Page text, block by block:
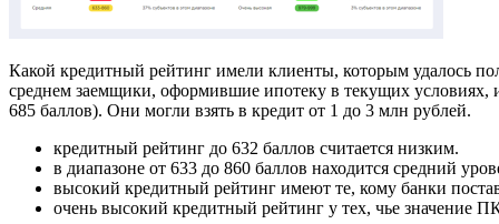
Какой кредитный рейтинг имели клиенты, которым удалось
среднем заемщики, оформившие ипотеку в текущих
685 баллов). Они могли взять в кредит от 1 до 3 млн рублей.
кредитный рейтинг до 632 баллов считается низким.
в диапазоне от 633 до 860 баллов находится средний
высокий кредитный рейтинг имеют те, кому банки
очень высокий кредитный рейтинг у тех, чье значение